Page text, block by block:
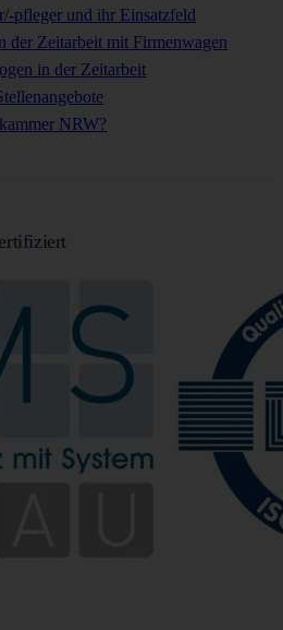
pfleger und ihr Einsatzfeld
der Zeitarbeit mit Firmenwagen
in der Zeitarbeit
NRW?